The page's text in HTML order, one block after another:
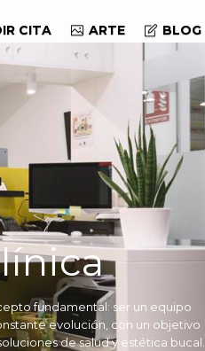
CITA ARTE BLOG
fundamental: ser un equipo
evolución, con un objetivo
de salud y estética bucal.